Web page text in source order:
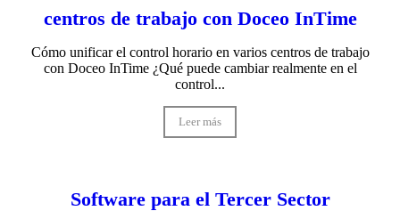
centros de trabajo con Doceo InTime
Cómo unificar el control horario en varios centros de trabajo
con Doceo InTime ¿Qué puede cambiar realmente en el
control...
Leer más
Software para el Tercer Sector